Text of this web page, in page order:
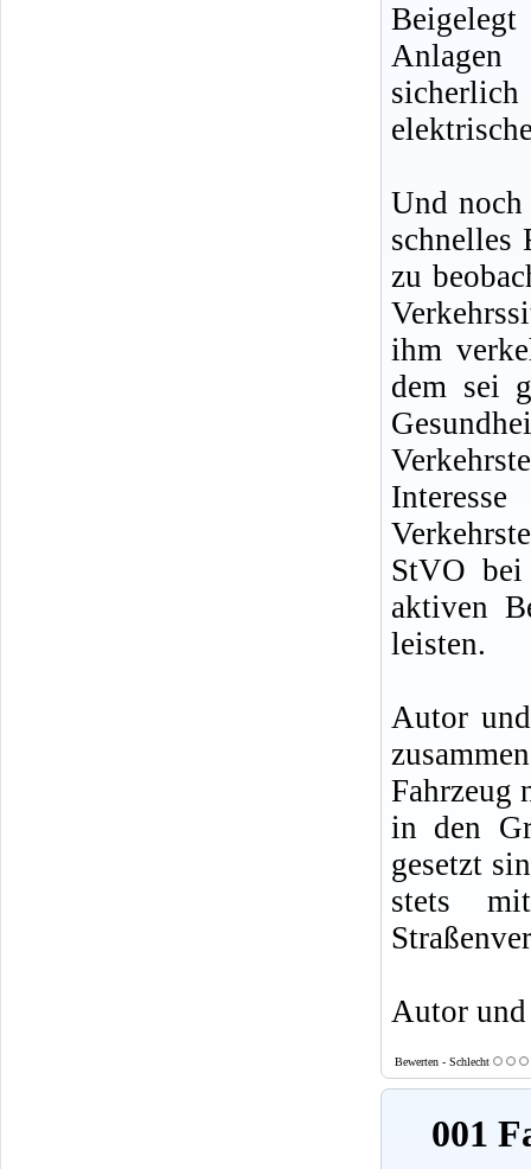
Anlagen
Und
schnelles
zu
ihm
dem sei
StVO
aktiven
leisten.
Autor
Fahrzeug
in den
gesetzt
stets
Autor
Bewerten - Schlecht
001